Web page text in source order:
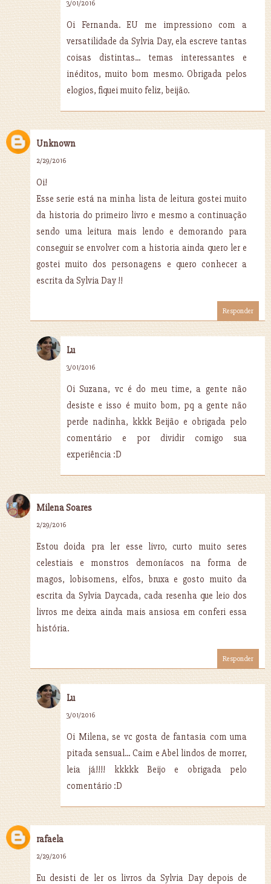
3/01/2016
Oi Fernanda. EU me impressiono com a
versatilidade da Sylvia Day, ela escreve tantas
coisas distintas... temas interessantes e
inéditos, muito bom mesmo. Obrigada pelos
elogios, fiquei muito feliz, beijão.
Unknown
2/29/2016
Oi!
Esse serie está na minha lista de leitura gostei muito
da historia do primeiro livro e mesmo a continuação
sendo uma leitura mais lendo e demorando para
conseguir se envolver com a historia ainda quero ler e
gostei muito dos personagens e quero conhecer a
escrita da Sylvia Day !!
Responder
Lu
3/01/2016
Oi Suzana, vc é do meu time, a gente não
desiste e isso é muito bom, pq a gente não
perde nadinha, kkkk Beijão e obrigada pelo
comentário e por dividir comigo sua
experiência :D
Milena Soares
2/29/2016
Estou doida pra ler esse livro, curto muito seres
celestiais e monstros demoníacos na forma de
magos, lobisomens, elfos, bruxa e gosto muito da
escrita da Sylvia Daycada, cada resenha que leio dos
livros me deixa ainda mais ansiosa em conferi essa
história.
Responder
Lu
3/01/2016
Oi Milena, se vc gosta de fantasia com uma
pitada sensual... Caim e Abel lindos de morrer,
leia já!!!! kkkkk Beijo e obrigada pelo
comentário :D
rafaela
2/29/2016
Eu desisti de ler os livros da Sylvia Day depois de